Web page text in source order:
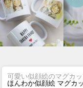
可愛い似顔絵のマグカ
ほんわか似顔絵 マグカ